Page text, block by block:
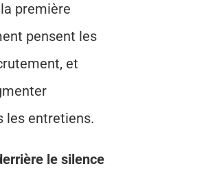
première
pensent les
et
les entretiens.
le silence